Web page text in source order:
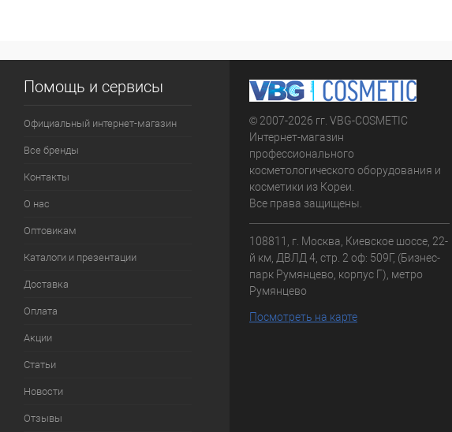
Помощь и сервисы
Официальный интернет-магазин
Все бренды
Контакты
О нас
Оптовикам
Каталоги и презентации
Доставка
Оплата
Акции
Статьи
Новости
Отзывы
© 2007-2026 гг. VBG-COSMETIC
Интернет-магазин
профессионального
косметологического оборудования и
косметики из Кореи.
Все права защищены.
108811, г. Москва, Киевское шоссе, 22-
й км, ДВЛД 4, стр. 2 оф: 509Г, (Бизнес-
парк Румянцево, корпус Г), метро
Румянцево
Посмотреть на карте